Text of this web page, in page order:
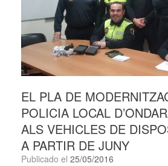
EL PLA DE
POLICIA LOCAL
ALS VEHICLES DE
A PARTIR DE JUNY
Publicado el 25/05/2016